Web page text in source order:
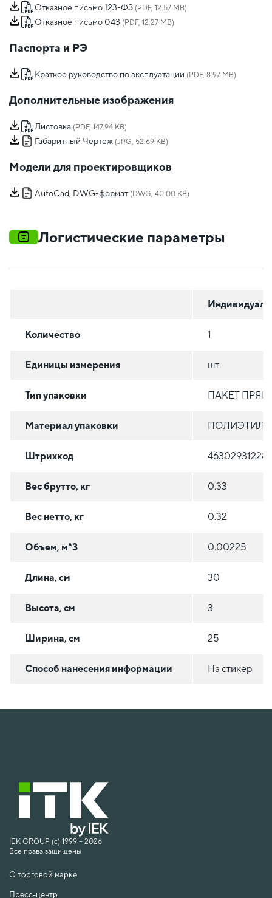
Отказное письмо 123-ФЗ (PDF, 12.57 MB)
Отказное письмо 043 (PDF, 12.27 MB)
Паспорта и РЭ
Краткое руководство по эксплуатации (PDF, 8.97 MB)
Дополнительные изображения
Листовка (PDF, 147.94 KB)
Габаритный Чертеж (JPG, 52.69 KB)
Модели для проектировщиков
AutoCad, DWG-формат (DWG, 40.00 KB)
Логистические параметры
Количество 1
Единицы измерения шт
Тип упаковки ПАКЕТ
Материал упаковки
Штрихкод
Вес брутто, кг 0.33
Вес нетто, кг 0.32
Объем, м^3 0.00225
Длина, см 30
Высота, см 3
Ширина, см 25
Способ нанесения информации На стикер
IEK GROUP (c) 1999 – 2026
Все права защищены
О торговой марке
Пресс-центр